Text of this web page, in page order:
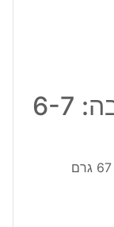
מוט גרנט חום ירוק גובה: 6-7